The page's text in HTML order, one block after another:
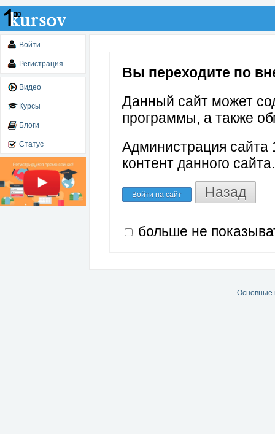
Войти
Регистрация
Видео
Курсы
Блоги
Статус
Вы переходите по
Данный сайт может
программы, а также
Администрация сайта
контент данного сайта.
Войти на сайт Назад
больше не
Основные